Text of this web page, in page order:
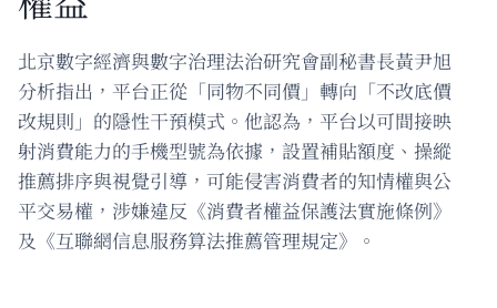
北京數字經濟與數字治理法治研究會副秘書長黃尹旭
分析指出，平台正從「同物不同價」轉向「不改底價
改規則」的隱性干預模式。他認為，平台以可間接映
射消費能力的手機型號為依據，設置補貼額度、操縱
推薦排序與視覺引導，可能侵害消費者的知情權與公
平交易權，涉嫌違反《消費者權益保護法實施條例》
及《互聯網信息服務算法推薦管理規定》。